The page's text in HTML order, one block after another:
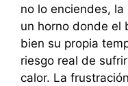
no lo enciendes,
un horno donde el
bien su propia
riesgo real de
calor. La